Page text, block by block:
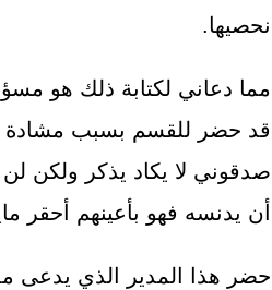
نحصيها.
مما دعاني لكتابة ذلك هو
قد حضر للقسم بسبب مشادة
صدقوني لا يكاد يذكر ولكن
أن يدنسه فهو بأعينهم أحقر
حضر هذا المدير الذي يدعى